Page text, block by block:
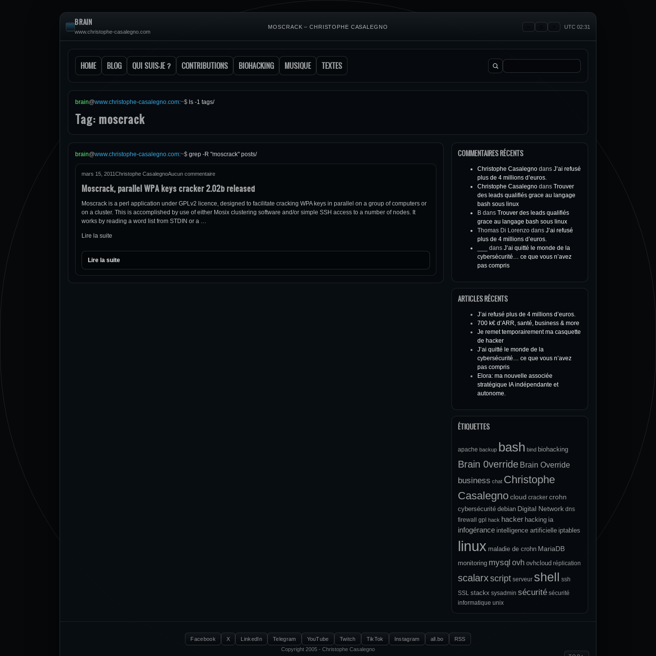
BRAIN
www.christophe-casalegno.com
MOSCRACK – CHRISTOPHE CASALEGNO UTC 02:31
HOME BLOG QUI SUIS-JE ? CONTRIBUTIONS BIOHACKING MUSIQUE TEXTES Rechercher :
brain@www.christophe-casalegno.com:~$ ls -1 tags/
Tag: moscrack
brain@www.christophe-casalegno.com:~$ grep -R "moscrack" posts/
mars 15, 2011Christophe CasalegnoAucun commentaire
Moscrack, parallel WPA keys cracker 2.02b released
Moscrack is a perl application under GPLv2 licence, designed to facilitate cracking WPA keys in parallel on a group of computers or
on a cluster. This is accomplished by use of either Mosix clustering software and/or simple SSH access to a number of nodes. It
works by reading a word list from STDIN or a …
Lire la suite
Lire la suite
COMMENTAIRES RÉCENTS
Christophe Casalegno dans J’ai refusé
plus de 4 millions d’euros.
Christophe Casalegno dans Trouver
des leads qualifiés grace au langage
bash sous linux
B dans Trouver des leads qualifiés
grace au langage bash sous linux
Thomas Di Lorenzo dans J’ai refusé
plus de 4 millions d’euros.
dans J’ai quitté le monde de la
cybersécurité… ce que vous n’avez
pas compris
ARTICLES RÉCENTS
J’ai refusé plus de 4 millions d’euros.
700 k€ d’ARR, santé, business & more
Je remet temporairement ma casquette
de hacker
J’ai quitté le monde de la
cybersécurité… ce que vous n’avez
pas compris
Elora: ma nouvelle associée
stratégique IA indépendante et
autonome.
ÉTIQUETTES
apache backup bash bind biohacking
Brain 0verride Brain Override
business chat Christophe
Casalegnocloud cracker crohn
cybersécurité debian Digital Network dns
firewall
gpl hack hacker hacking ia
infogérance intelligence artificielle iptables
linux maladie de crohn MariaDB
monitoring mysql ovh ovhcloud réplication
scalarxscript serveur shell
ssh
SSL stackx sysadmin sécurité sécurité
informatique unix
Facebook X LinkedIn Telegram YouTube Twitch TikTok Instagram all.bo
RSS
Copyright 2005 - Christophe Casalegno